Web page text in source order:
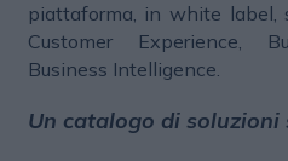
piattaforma, in white label,
Customer Experience,
Business Intelligence.
Un catalogo di soluzioni